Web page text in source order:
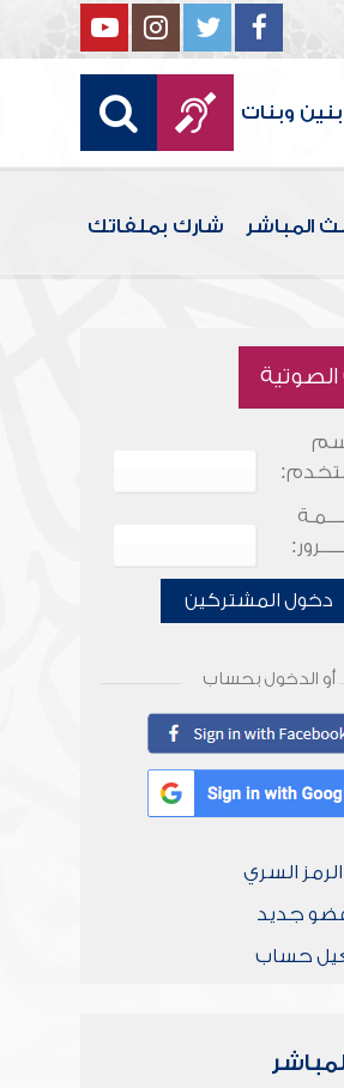
بنين وبنات
المباشر شارك بملفاتك
دخول المشتركين
أو الدخول بحساب
السري
جديد
حساب